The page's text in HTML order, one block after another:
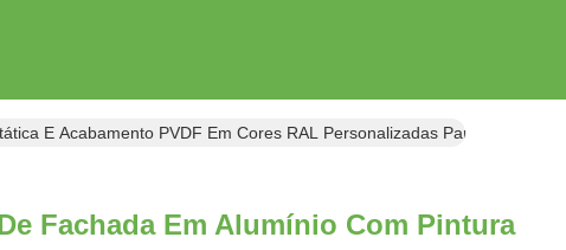
E Acabamento PVDF Em Cores RAL Personalizadas Para Painéis
Fachada Em Alumínio Com Pintura